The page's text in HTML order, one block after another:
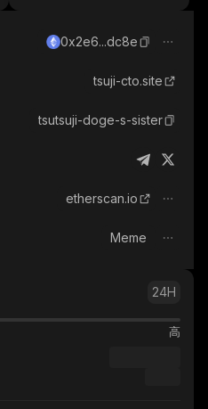
0x2e6...dc8e
tsuji-cto.site
tsutsuji-doge-s-sister
etherscan.io
Meme
24H
高